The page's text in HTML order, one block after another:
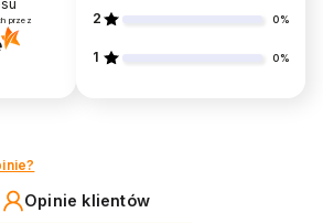
przez 2 0%
1 0%
Opinie klientów